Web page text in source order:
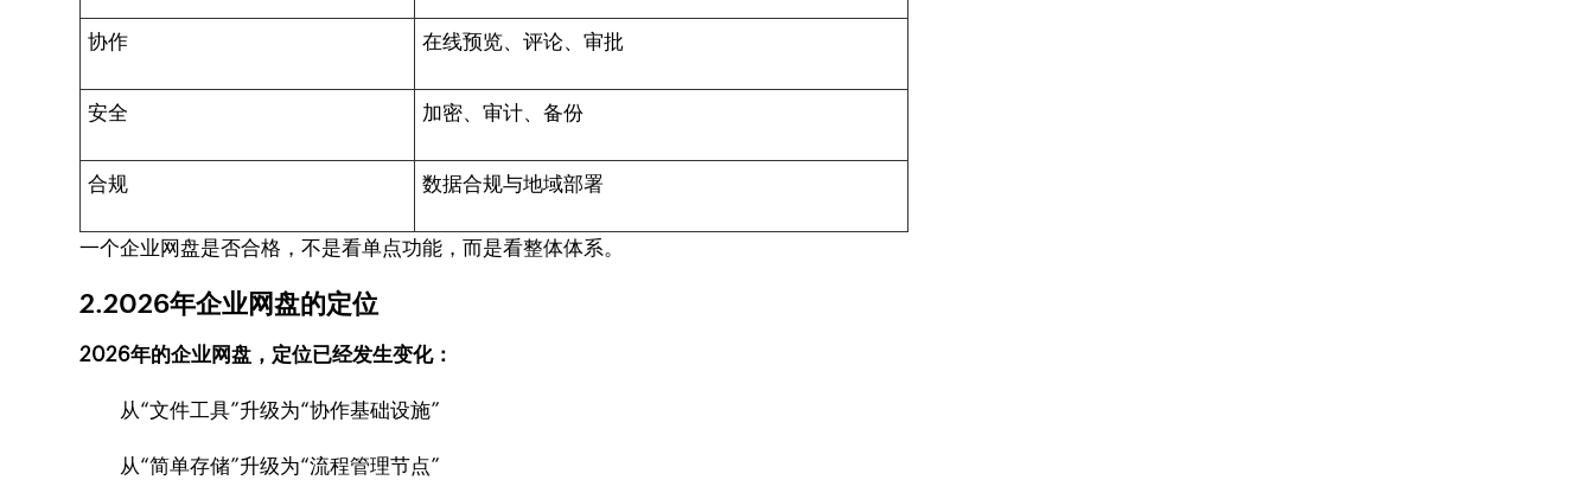
协作 在线预览、评论、审批
安全 加密、审计、备份
合规 数据合规与地域部署
一个企业网盘是否合格，不是看单点功能，而是看整体体系。
2.2026年企业网盘的定位
2026年的企业网盘，定位已经发生变化：
从“文件工具”升级为“协作基础设施”
从“简单存储”升级为“流程管理节点”